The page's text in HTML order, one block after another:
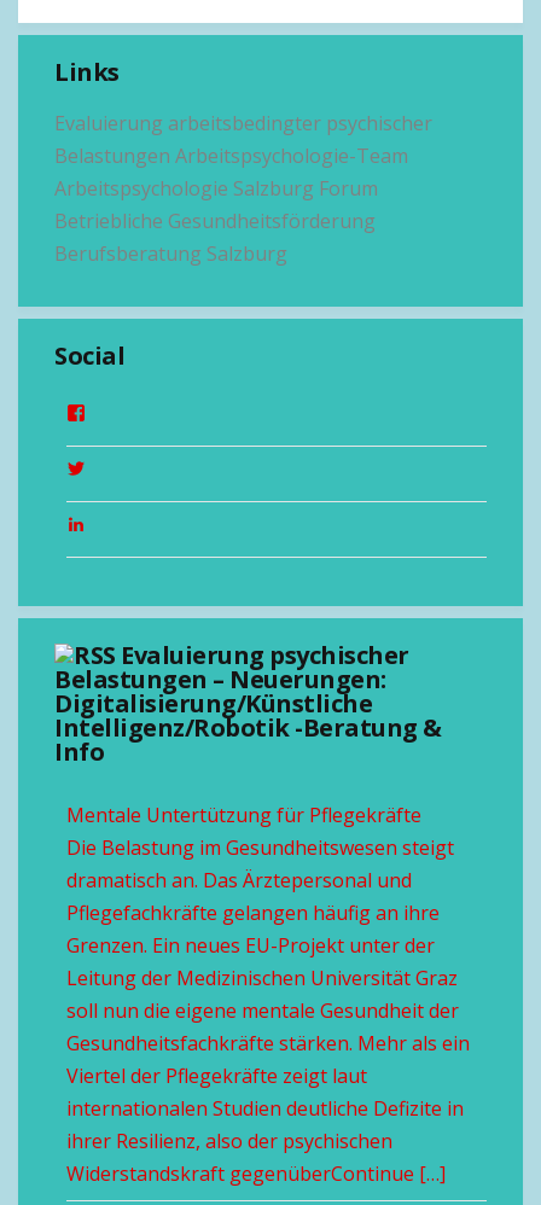
Links
Evaluierung arbeitsbedingter psychischer
Belastungen Arbeitspsychologie-Team
Arbeitspsychologie Salzburg Forum
Betriebliche Gesundheitsförderung
Berufsberatung Salzburg
Social
Evaluierung psychischer
Belastungen – Neuerungen:
Digitalisierung/Künstliche
Intelligenz/Robotik -Beratung &
Info
Mentale Untertützung für Pflegekräfte
Die Belastung im Gesundheitswesen steigt
dramatisch an. Das Ärztepersonal und
Pflegefachkräfte gelangen häufig an ihre
Grenzen. Ein neues EU-Projekt unter der
Leitung der Medizinischen Universität Graz
soll nun die eigene mentale Gesundheit der
Gesundheitsfachkräfte stärken. Mehr als ein
Viertel der Pflegekräfte zeigt laut
internationalen Studien deutliche Defizite in
ihrer Resilienz, also der psychischen
Widerstandskraft gegenüberContinue […]